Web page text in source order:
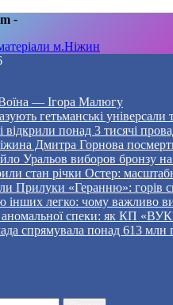
-
м.Ніжин
— Ігора Малюгу
гетьманські універсали
відкрили понад 3 тисячі
Дмитра Горнова
Уральов виборов бронзу на
стан річки Остер:
Прилуки «Геранню»: горів
легко: чому важливо
спеки: як КП
спрямувала понад 613